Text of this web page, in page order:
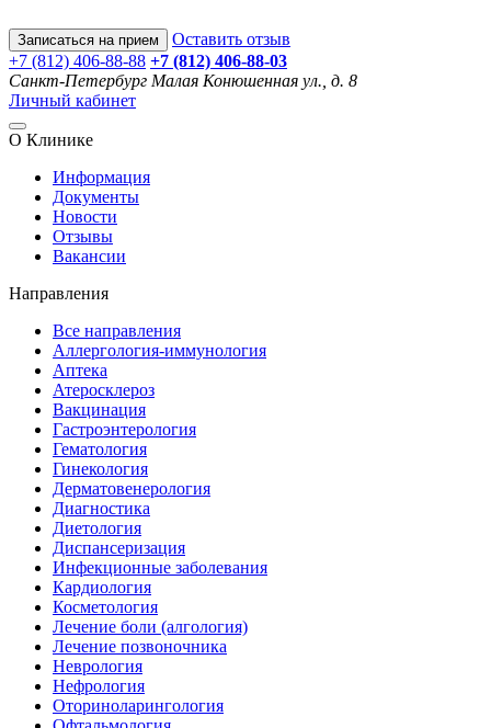
Записаться на прием
Оставить отзыв
+7 (812) 406-88-88 +7 (812) 406-88-03
Санкт-Петербург Малая Конюшенная ул., д. 8
Личный кабинет
О Клинике
Информация
Документы
Новости
Отзывы
Вакансии
Направления
Все направления
Аллергология-иммунология
Аптека
Атеросклероз
Вакцинация
Гастроэнтерология
Гематология
Гинекология
Дерматовенерология
Диагностика
Диетология
Диспансеризация
Инфекционные заболевания
Кардиология
Косметология
Лечение боли (алгология)
Лечение позвоночника
Неврология
Нефрология
Оториноларингология